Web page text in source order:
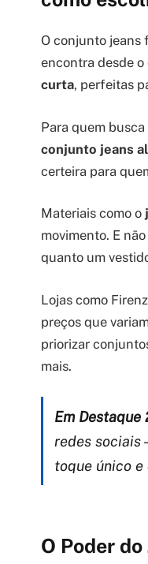
O conjunto jeans
encontra desde
curta, perfeitas
Para quem
conjunto jeans
certeira para
Materiais como o
movimento. E
quanto um
Lojas como
preços que
priorizar
mais.
Em Destaque
redes sociais
toque único
O Poder